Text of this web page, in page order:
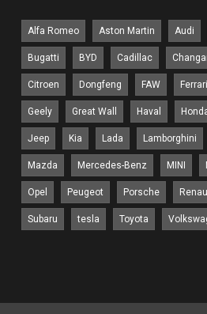
Alfa Romeo Aston Martin Audi
Bugatti BYD Cadillac
Citroen Dongfeng FAW Ferrari
Geely Great Wall Haval
Jeep Kia Lada Lamborghini
Mazda Mercedes-Benz MINI
Opel Peugeot Porsche
Subaru tesla Toyota